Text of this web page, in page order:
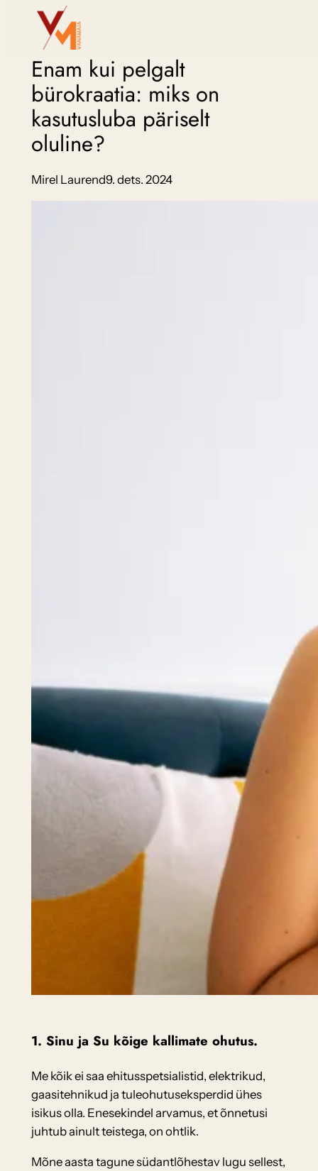
Enam kui pelgalt
bürokraatia: miks on
kasutusluba päriselt
oluline?
Mirel Laurend9. dets. 2024
1. Sinu ja Su kõige kallimate ohutus.
Me kõik ei saa ehitusspetsialistid, elektrikud,
gaasitehnikud ja tuleohutuseksperdid ühes
isikus olla. Enesekindel arvamus, et õnnetusi
juhtub ainult teistega, on ohtlik.
Mõne aasta tagune südantlõhestav lugu sellest,